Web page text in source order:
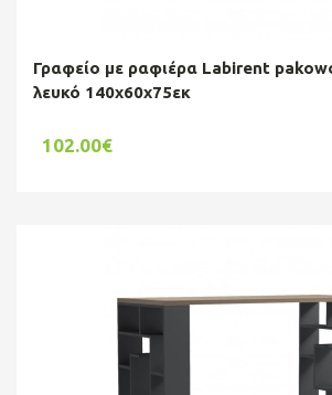
Γραφείο με ραφιέρα Labirent
λευκό 140x60x75εκ
102.00€